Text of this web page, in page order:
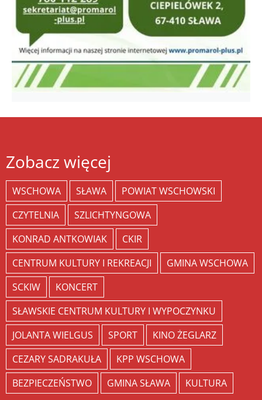
Zobacz więcej
WSCHOWA SŁAWA
POWIAT WSCHOWSKI
CZYTELNIA
SZLICHTYNGOWA
KONRAD ANTKOWIAK
CKIR
CENTRUM KULTURY I REKREACJI
GMINA WSCHOWA
SCKIW
KONCERT
SŁAWSKIE CENTRUM KULTURY I WYPOCZYNKU
JOLANTA WIELGUS
SPORT
KINO ŻEGLARZ
CEZARY SADRAKUŁA
KPP WSCHOWA
BEZPIECZEŃSTWO
GMINA SŁAWA KULTURA